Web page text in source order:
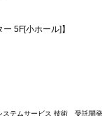
5F[小ホール]】
ステムサービス 技術 受託開